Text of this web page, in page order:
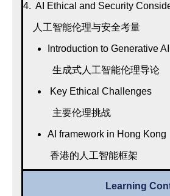
4. AI Ethical and Security
人工智能伦理与安全考量
Introduction to Generative
生成式人工智能伦理导论
Key Ethical Challenges
主要伦理挑战
AI framework in Hong Kong
香港的人工智能框架
Learning